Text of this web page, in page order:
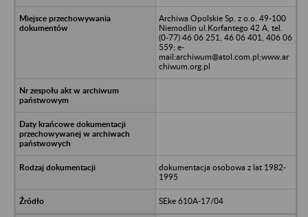
Archiwa Opolskie Sp. z o.o. 49-100
Niemodlin ul.Korfantego 42 A, tel.
(0-77) 46 06 251, 46 06 401, 406 06
559; e-
mail:archiwum@atol.com.pl;www.ar
chiwum.org.pl
dokumentacja osobowa z lat 1982-
1995
SEke 610A-17/04